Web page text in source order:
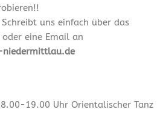
uns einfach über das
eine Email an
19.00 Uhr Orientalischer Tanz